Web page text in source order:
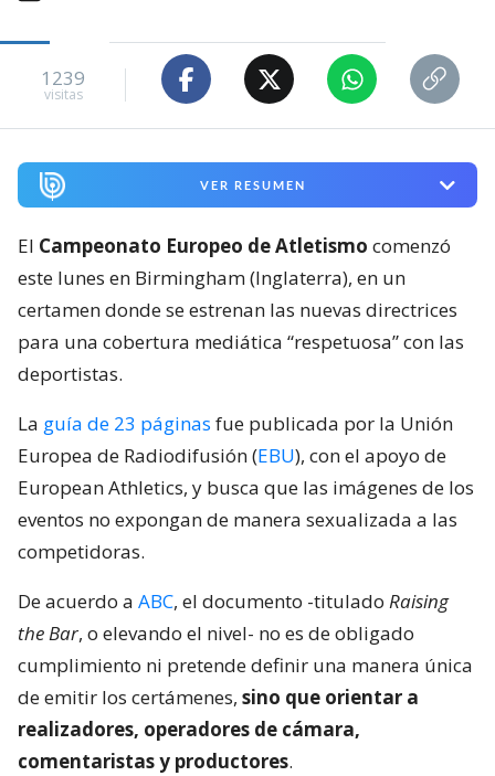
1239
visitas
VER RESUMEN
El Campeonato Europeo de Atletismo comenzó
este lunes en Birmingham (Inglaterra), en un
certamen donde se estrenan las nuevas directrices
para una cobertura mediática “respetuosa” con las
deportistas.
La guía de 23 páginas fue publicada por la Unión
Europea de Radiodifusión (EBU), con el apoyo de
European Athletics, y busca que las imágenes de los
eventos no expongan de manera sexualizada a las
competidoras.
De acuerdo a ABC, el documento -titulado Raising
the Bar, o elevando el nivel- no es de obligado
cumplimiento ni pretende definir una manera única
de emitir los certámenes, sino que orientar a
realizadores, operadores de cámara,
comentaristas y productores.